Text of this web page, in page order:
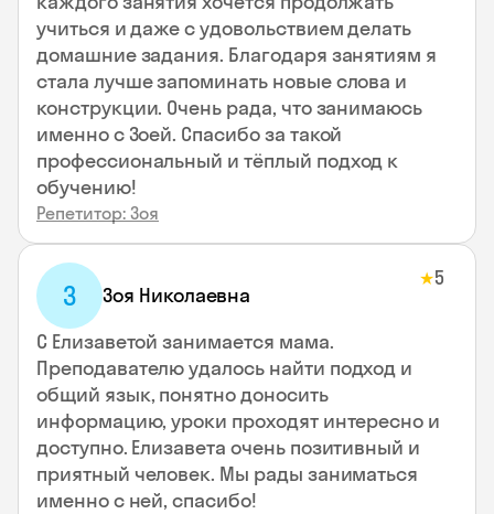
учиться и даже с удовольствием делать
домашние задания. Благодаря занятиям я
стала лучше запоминать новые слова и
конструкции. Очень рада, что занимаюсь
именно с Зоей. Спасибо за такой
профессиональный и тёплый подход к
обучению!
Репетитор: Зоя
З Зоя Николаевна
★5
С Елизаветой занимается мама.
Преподавателю удалось найти подход и
общий язык, понятно доносить
информацию, уроки проходят интересно и
доступно. Елизавета очень позитивный и
приятный человек. Мы рады заниматься
именно с ней, спасибо!